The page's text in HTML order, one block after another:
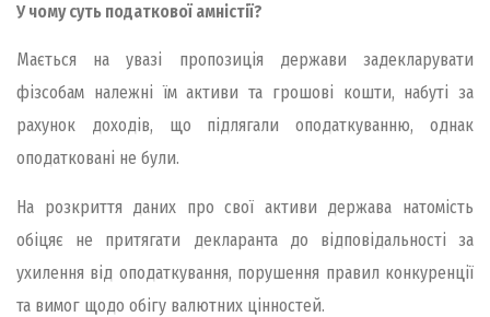
У чому суть податкової амністії?
Мається на увазі пропозиція держави задекларувати
фізсобам належні їм активи та грошові кошти, набуті за
рахунок доходів, що підлягали оподаткуванню, однак
оподатковані не були.
На розкриття даних про свої активи держава натомість
обіцяє не притягати декларанта до відповідальності за
ухилення від оподаткування, порушення правил конкуренції
та вимог щодо обігу валютних цінностей.